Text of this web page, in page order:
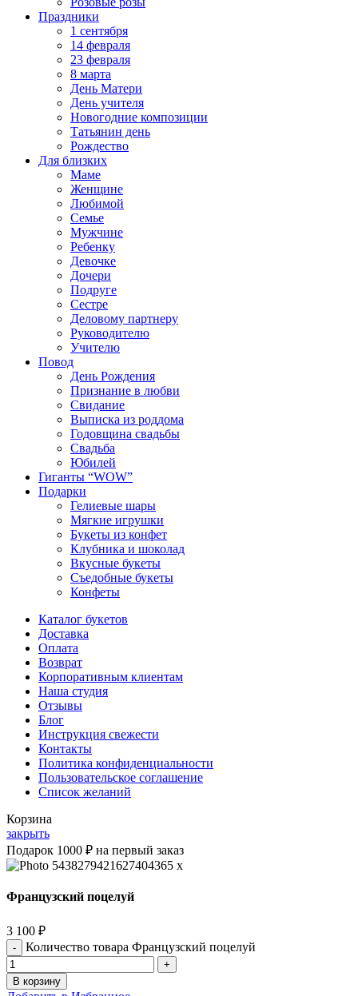
Праздники
1 сентября
14 февраля
23 февраля
8 марта
День Матери
День учителя
Новогодние композиции
Татьянин день
Рождество
Для близких
Маме
Женщине
Любимой
Семье
Мужчине
Ребенку
Девочке
Дочери
Подруге
Сестре
Деловому партнеру
Руководителю
Учителю
Повод
День Рождения
Признание в любви
Свидание
Выписка из роддома
Годовщина свадьбы
Свадьба
Юбилей
Гиганты “WOW”
Подарки
Гелиевые шары
Мягкие игрушки
Букеты из конфет
Клубника и шоколад
Вкусные букеты
Съедобные букеты
Конфеты
Каталог букетов
Доставка
Оплата
Возврат
Корпоративным клиентам
Наша студия
Отзывы
Блог
Инструкция свежести
Контакты
Политика конфиденциальности
Пользовательское соглашение
Список желаний
Корзина
закрыть
Подарок 1000 ₽ на первый заказ
Французский поцелуй
3 100 ₽
Количество товара Французский поцелуй
В корзину